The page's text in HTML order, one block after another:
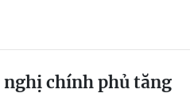
nghị chính phủ tăng